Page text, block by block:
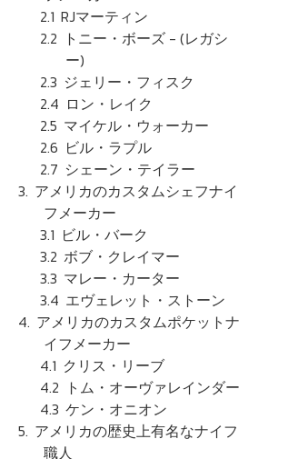
RJマーティン
トニー・ボーズ - (レガシ
ー)
ジェリー・フィスク
ロン・レイク
マイケル・ウォーカー
ビル・ラプル
シェーン・テイラー
アメリカのカスタムシェフナイ
フメーカー
ビル・バーク
ボブ・クレイマー
マレー・カーター
エヴェレット・ストーン
アメリカのカスタムポケットナ
イフメーカー
クリス・リーブ
トム・オーヴァレインダー
ケン・オニオン
アメリカの歴史上有名なナイフ
職人